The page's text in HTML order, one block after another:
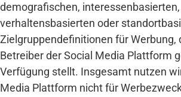
demografischen, interessenbasierten,
verhaltensbasierten oder
Zielgruppendefinitionen für Werbung,
Betreiber der Social Media Plattform
Verfügung stellt. Insgesamt nutzen
Media Plattform nicht für